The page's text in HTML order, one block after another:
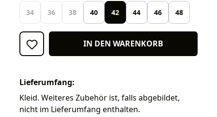
34 36 38 40 42 44 46 48
IN DEN WARENKORB
Lieferumfang:
Kleid. Weiteres Zubehör ist, falls abgebildet,
nicht im Lieferumfang enthalten.